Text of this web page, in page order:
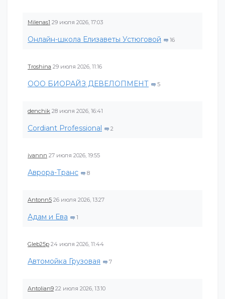
Milenas1 29 июля 2026, 17:03
Онлайн-школа Елизаветы Устюговой 16
Troshina 29 июля 2026, 11:16
ООО БИОРАЙЗ ДЕВЕЛОПМЕНТ 5
denchik 28 июля 2026, 16:41
Cordiant Professional 2
ivannn 27 июля 2026, 19:55
Аврора-Транс 8
Antonn5 26 июля 2026, 13:27
Адам и Ева 1
Gleb25p 24 июля 2026, 11:44
Автомойка Грузовая 7
Antolian9 22 июля 2026, 13:10